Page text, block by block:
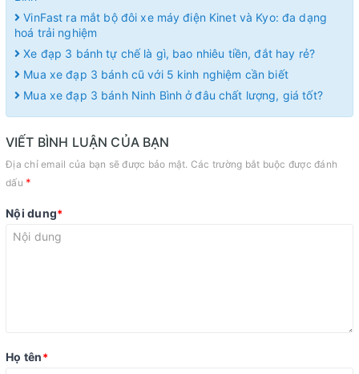
VinFast ra mắt bộ đôi xe máy điện Kinet và Kyo: đa dạng
hoá trải nghiệm
Xe đạp 3 bánh tự chế là gì, bao nhiêu tiền, đắt hay rẻ?
Mua xe đạp 3 bánh cũ với 5 kinh nghiệm cần biết
Mua xe đạp 3 bánh Ninh Bình ở đâu chất lượng, giá tốt?
VIẾT BÌNH LUẬN CỦA BẠN
Địa chỉ email của bạn sẽ được bảo mật. Các trường bắt buộc được đánh
dấu *
Nội dung*
Họ tên*